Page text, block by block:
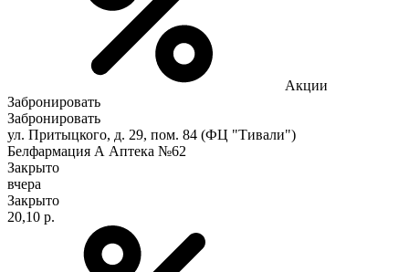
Акции
Забронировать
Забронировать
ул. Притыцкого, д. 29, пом. 84 (ФЦ "Тивали")
Белфармация А Аптека №62
Закрыто
вчера
Закрыто
20,10 р.